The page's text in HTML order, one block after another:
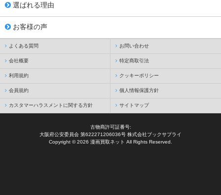
選ばれる理由
お客様の声
よくある質問 お問い合わせ
会社概要 特定商取引法
利用規約 クッキーポリシー
会員規約 個人情報保護方針
カスタマーハラスメントに関する方針 サイトマップ
古物商許可証番号:
大阪府公安委員会 第622271206036号 株式会社ブックサプライ
Copyright © 2026 漫画買取ネット All Rights Reserved.